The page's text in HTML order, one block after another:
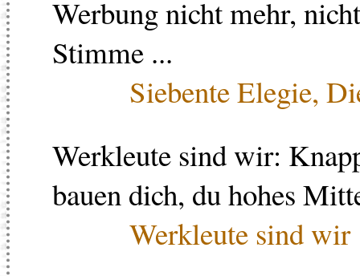
Werbung nicht mehr,
Stimme ...
Siebente Elegie,
Werkleute sind wir:
bauen dich, du hohes
Werkleute sind wir